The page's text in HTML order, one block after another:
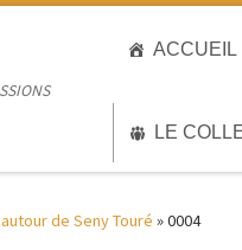
ACCUEIL
LE
de Seny Touré »0004